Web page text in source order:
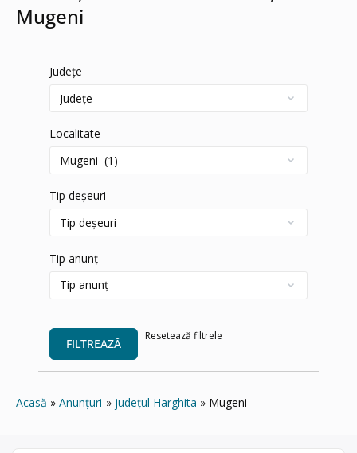
Mugeni
Județe
Localitate
Tip deșeuri
Tip anunț
FILTREAZĂ
Resetează filtrele
Acasă Anunțuri județul Harghita Mugeni